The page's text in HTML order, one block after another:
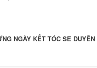
NGÀY KẾT TÓC SE DUYÊN